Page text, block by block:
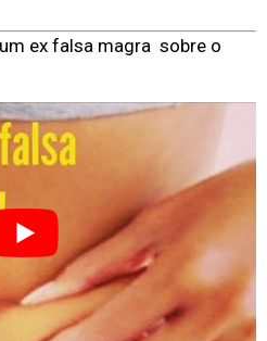
ex falsa magra sobre o